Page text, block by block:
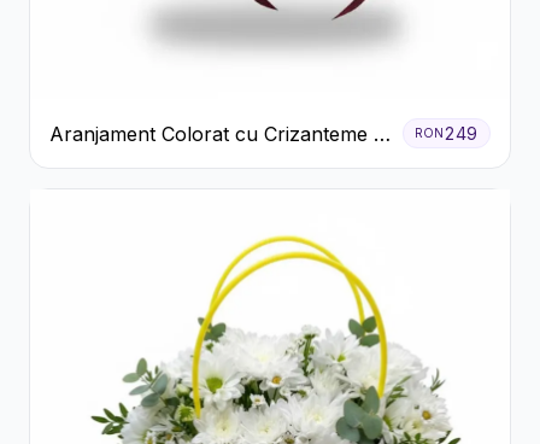
Aranjament Colorat cu Crizanteme în
Cutie Rustică
RON 249